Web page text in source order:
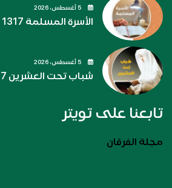
الأسرة المسلمة 1317
شباب تحت العشرين 1317
تابعنا على تويتر
مجلة الفرقان